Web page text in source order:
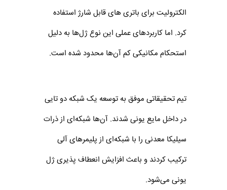
الکترولیت برای باتری های قابل شارژ استفاده
کرد. اما کاربردهای عملی این نوع ژل‌ها به دلیل
استحکام مکانیکی کم آن‌ها محدود شده است.
تیم تحقیقاتی موفق به توسعه یک شبکه دو تایی
در داخل مایع یونی شدند. آن‌ها شبکه‌ای از ذرات
سیلیکا معدنی را با شبکه‌ای از پلیمرهای آلی
ترکیب کردند و باعث افزایش انعطاف پذیری ژل
یونی می‌شود.